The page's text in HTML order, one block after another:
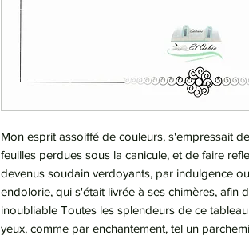
Mon esprit assoiffé de couleurs, s'empressait
feuilles perdues sous la canicule, et de faire
devenus soudain verdoyants, par indulgence
endolorie, qui s'était livrée à ses chimères, afin
inoubliable Toutes les splendeurs de ce
yeux, comme par enchantement, tel un